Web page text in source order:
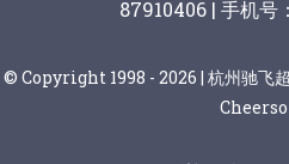
87910406 | 手机号
© Copyright 1998 - 2026 | 杭州驰飞